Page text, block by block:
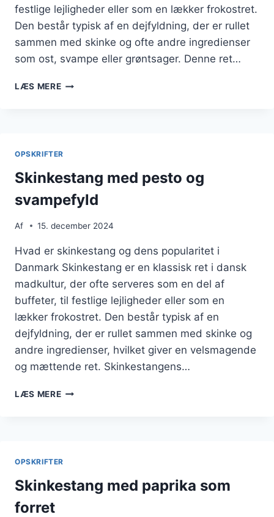
festlige lejligheder eller som en lækker frokostret.
Den består typisk af en dejfyldning, der er rullet
sammen med skinke og ofte andre ingredienser
som ost, svampe eller grøntsager. Denne ret…
LÆS MERESKINKESTANG
I
GANG
OPSKRIFTER
Skinkestang med pesto og
svampefyld
Af 15. december 2024
Hvad er skinkestang og dens popularitet i
Danmark Skinkestang er en klassisk ret i dansk
madkultur, der ofte serveres som en del af
buffeter, til festlige lejligheder eller som en
lækker frokostret. Den består typisk af en
dejfyldning, der er rullet sammen med skinke og
andre ingredienser, hvilket giver en velsmagende
og mættende ret. Skinkestangens…
LÆS MERESKINKESTANG
OPSKRIFTER
Skinkestang med paprika som
forret